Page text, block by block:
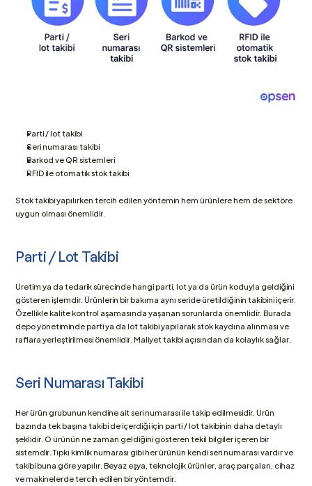
Parti / lot takibi
Seri numarası takibi
Barkod ve QR sistemleri
RFID ile otomatik stok takibi
Stok takibi yapılırken tercih edilen yöntemin hem ürünlere hem de sektöre
uygun olması önemlidir.
Parti / Lot Takibi
Üretim ya da tedarik sürecinde hangi parti, lot ya da ürün koduyla geldiğini
gösteren işlemdir. Ürünlerin bir bakıma aynı seride üretildiğinin takibini içerir.
Özellikle kalite kontrol aşamasında yaşanan sorunlarda önemlidir. Burada
depo yönetiminde parti ya da lot takibi yapılarak stok kaydına alınması ve
raflara yerleştirilmesi önemlidir. Maliyet takibi açısından da kolaylık sağlar.
Seri Numarası Takibi
Her ürün grubunun kendine ait seri numarası ile takip edilmesidir. Ürün
bazında tek başına takibi de içerdiği için parti / lot takibinin daha detaylı
şeklidir. O ürünün ne zaman geldiğini gösteren tekil bilgiler içeren bir
sistemdir. Tıpkı kimlik numarası gibi her ürünün kendi seri numarası vardır ve
takibi buna göre yapılır. Beyaz eşya, teknolojik ürünler, araç parçaları, cihaz
ve makinelerde tercih edilen bir yöntemdir.